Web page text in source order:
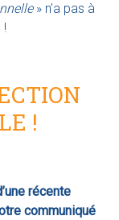
» n’a pas à
!
!
récente
communiqué